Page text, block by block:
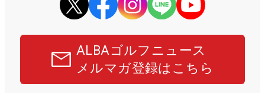
ALBAゴルフニュース
メルマガ登録はこちら